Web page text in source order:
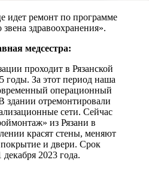
идет ремонт по программе
здравоохранения».
медсестра:
проходит в Рязанской
годы. За этот период наша
операционный
здании отремонтировали
сети. Сейчас
из Рязани в
красят стены, меняют
и двери. Срок
2023 года.